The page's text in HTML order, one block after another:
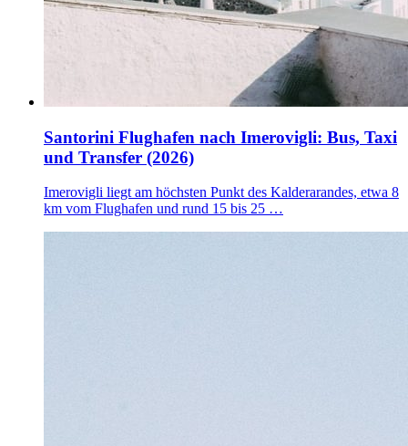
Santorini Flughafen nach Imerovigli: Bus, Taxi
und Transfer (2026)
Imerovigli liegt am höchsten Punkt des Kalderarandes, etwa 8
km vom Flughafen und rund 15 bis 25 …